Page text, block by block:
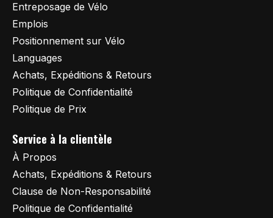
Entreposage de Vélo
Emplois
Positionnement sur Vélo
Languages
Achats, Expéditions & Retours
Politique de Confidentialité
Politique de Prix
Service à la clientèle
À Propos
Achats, Expéditions & Retours
Clause de Non-Responsabilité
Politique de Confidentialité